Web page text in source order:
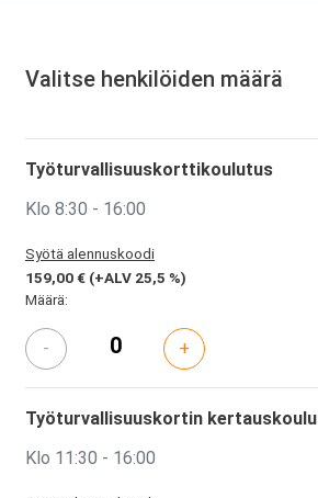
Valitse henkilöiden määrä
Työturvallisuuskorttikoulutus
Klo 8:30 - 16:00
Syötä alennuskoodi
159,00 € (+ALV 25,5 %)
Määrä:
- +
Työturvallisuuskortin
Klo 11:30 - 16:00